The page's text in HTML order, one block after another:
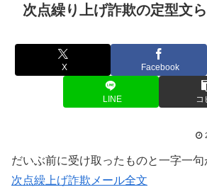
次点繰り上げ詐欺の定型文
X Facebook
LINE コ
だいぶ前に受け取ったものと一字一
次点繰上げ詐欺メール全文